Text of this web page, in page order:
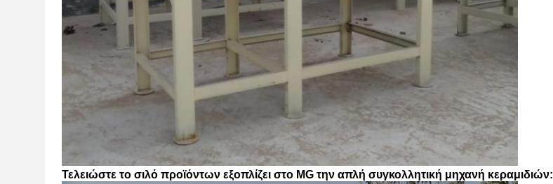
Τελειώστε το σιλό προϊόντων εξοπλίζει στο MG την απλή συγκολλητική μηχανή κεραμιδιών: